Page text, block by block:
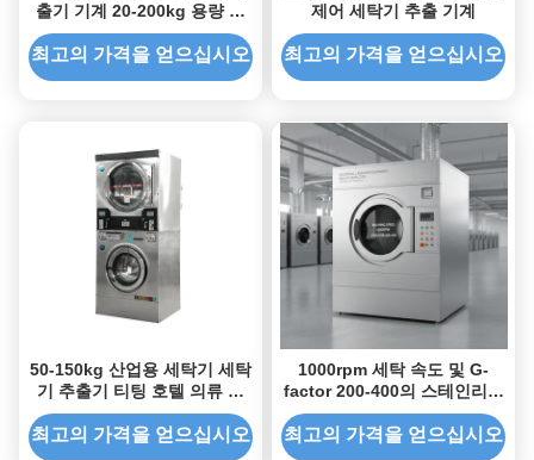
출기 기계 20-200kg 용량 및
중량 세탁용 스테인레스 스틸
드럼
최고의 가격을 얻으십시오
제어 세탁기 추출 기계
최고의 가격을 얻으십시오
50-150kg 산업용 세탁기 세탁
기 추출기 티팅 호텔 의류 상
업용 세탁기
최고의 가격을 얻으십시오
1000rpm 세탁 속도 및 G-
factor 200-400의 스테인리스
스틸 산업용 세탁기 탈수기
최고의 가격을 얻으십시오